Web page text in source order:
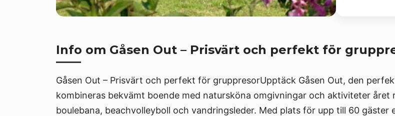
Info om Gåsen Out – Prisvärt och perfekt för
Gåsen Out – Prisvärt och perfekt för gruppresorUpptäck Gåsen Out, den
kombineras bekvämt boende med natursköna omgivningar och aktiviteter året
boulebana, beachvolleyboll och vandringsleder. Med plats för upp till 60 gäster